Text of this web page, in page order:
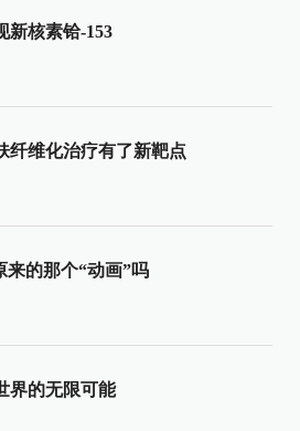
新核素铪-153
纤维化治疗有了新靶点
的那个“动画”吗
界的无限可能